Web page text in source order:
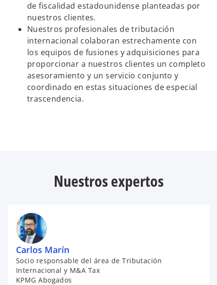
de fiscalidad estadounidense planteadas por
nuestros clientes.
Nuestros profesionales de tributación
internacional colaboran estrechamente con
los equipos de fusiones y adquisiciones para
proporcionar a nuestros clientes un completo
asesoramiento y un servicio conjunto y
coordinado en estas situaciones de especial
trascendencia.
Nuestros expertos
Carlos Marín
Socio responsable del área de Tributación
Internacional y M&A Tax
KPMG Abogados